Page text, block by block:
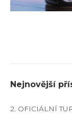
Nejnovější
2. OFICIÁLNÍ